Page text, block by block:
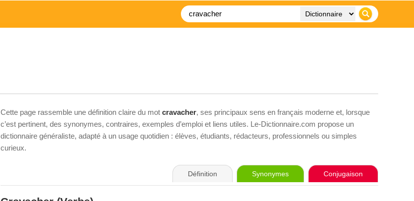
Cette page rassemble une définition claire du mot cravacher, ses principaux sens en français moderne et, lorsque
c’est pertinent, des synonymes, contraires, exemples d’emploi et liens utiles. Le-Dictionnaire.com propose un
dictionnaire généraliste, adapté à un usage quotidien : élèves, étudiants, rédacteurs, professionnels ou simples
curieux.
Définition Synonymes Conjugaison